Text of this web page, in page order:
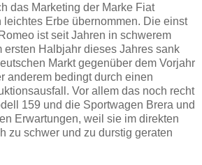
das Marketing der Marke Fiat
leichtes Erbe übernommen. Die einst
ist seit Jahren in schwerem
ersten Halbjahr dieses Jahres sank
Markt gegenüber dem Vorjahr
anderem bedingt durch einen
Vor allem das noch recht
159 und die Sportwagen Brera und
Erwartungen, weil sie im direkten
zu schwer und zu durstig geraten